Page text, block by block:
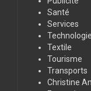
Santé
Services
Technologie
Textile
Tourisme
Transports
Christine